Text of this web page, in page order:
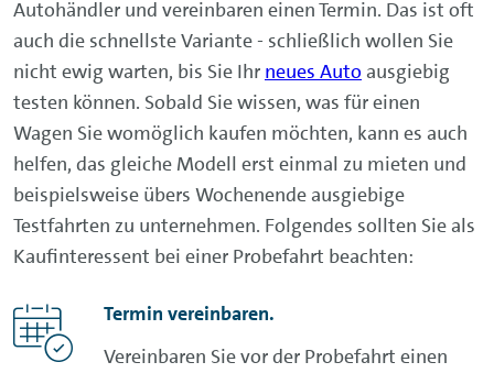
Autohändler und vereinbaren einen Termin. Das ist oft
auch die schnellste Variante - schließlich wollen Sie
nicht ewig warten, bis Sie Ihr neues Auto ausgiebig
testen können. Sobald Sie wissen, was für einen
Wagen Sie womöglich kaufen möchten, kann es auch
helfen, das gleiche Modell erst einmal zu mieten und
beispielsweise übers Wochenende ausgiebige
Testfahrten zu unternehmen. Folgendes sollten Sie als
Kaufinteressent bei einer Probefahrt beachten:
Termin vereinbaren.
Vereinbaren Sie vor der Probefahrt einen